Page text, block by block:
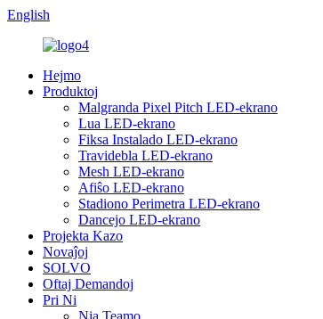
English
Hejmo
Produktoj
Malgranda Pixel Pitch LED-ekrano
Lua LED-ekrano
Fiksa Instalado LED-ekrano
Travidebla LED-ekrano
Mesh LED-ekrano
Afiŝo LED-ekrano
Stadiono Perimetra LED-ekrano
Dancejo LED-ekrano
Projekta Kazo
Novaĵoj
SOLVO
Oftaj Demandoj
Pri Ni
Nia Teamo